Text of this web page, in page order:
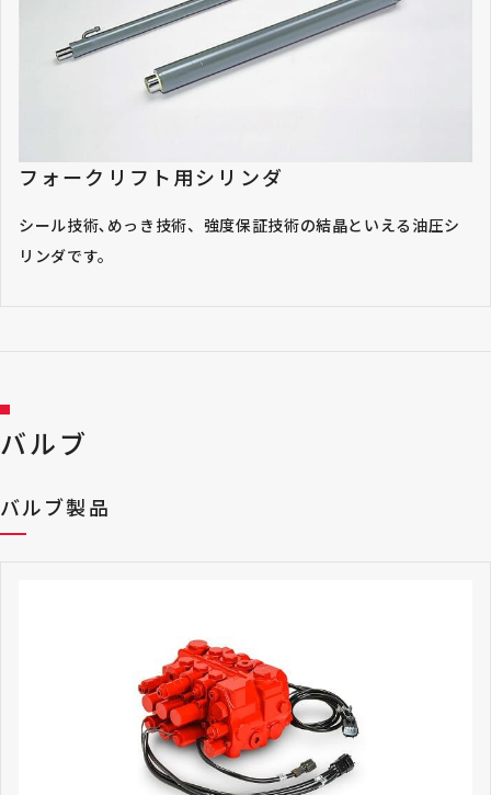
フォークリフト用シリンダ
シール技術､めっき技術、強度保証技術の結晶といえる油圧シ
リンダです。
バルブ
バルブ製品